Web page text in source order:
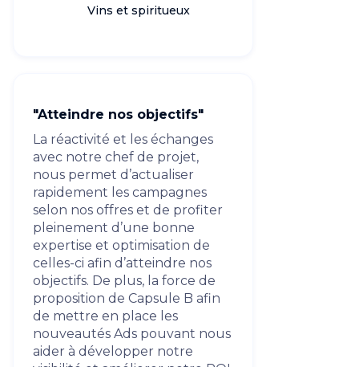
Vins et spiritueux
"Atteindre nos objectifs"
La réactivité et les échanges
avec notre chef de projet,
nous permet d’actualiser
rapidement les campagnes
selon nos offres et de profiter
pleinement d’une bonne
expertise et optimisation de
celles-ci afin d’atteindre nos
objectifs. De plus, la force de
proposition de Capsule B afin
de mettre en place les
nouveautés Ads pouvant nous
aider à développer notre